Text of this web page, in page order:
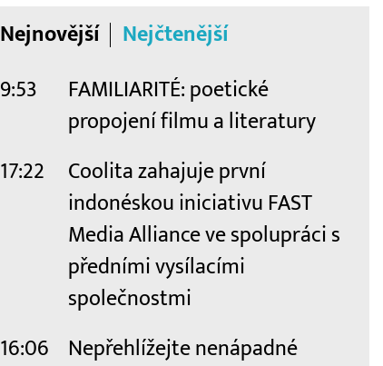
Nejnovější Nejčtenější
9:53
FAMILIARITÉ: poetické
propojení filmu a literatury
17:22
Coolita zahajuje první
indonéskou iniciativu FAST
Media Alliance ve spolupráci s
předními vysílacími
společnostmi
16:06
Nepřehlížejte nenápadné